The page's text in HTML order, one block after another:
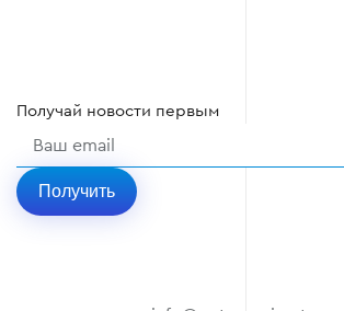
Получай новости первым
Получить